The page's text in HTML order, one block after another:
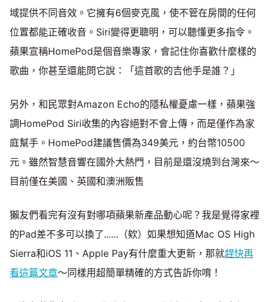
域提供不同音效。它擁有6個麥克風，使不管在房間的任何
位置都能正確收音。Siri變得更聰明，可以聽懂更多指令。
蘋果宣稱HomePod是個音樂專家，會記住你喜歡什麼樣的
歌曲，你甚至還能問它說：「這首歌的吉他手是誰？」
另外，和民眾對Amazon Echo的隱私權憂慮一樣，蘋果強
調HomePod Siri收集的內容絕對不會上傳，而是僅作為家
庭幫手。HomePod建議售價為349美元，約台幣10500
元。雖然智慧音響在國外大熱門，目前是還沒燒到台灣來～
目前僅在美國、英國和澳洲販售
獺友們看完有沒有對哪項蘋果新產品動心呢？我是覺得家裡
的Pad差不多可以換了......（欸）如果想知道Mac OS High
Sierra和iOS 11、Apple Pay有什麼重大更新，那就趕快再
看這篇文章～同樣用超簡單精確的方式告訴你唷！